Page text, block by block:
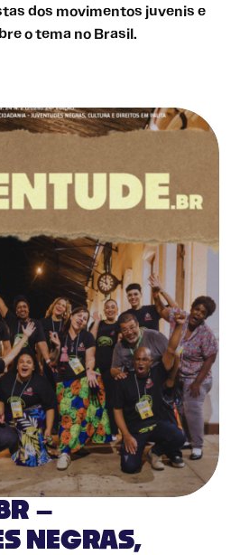
dos movimentos juvenis e
o tema no Brasil.
–
NEGRAS,